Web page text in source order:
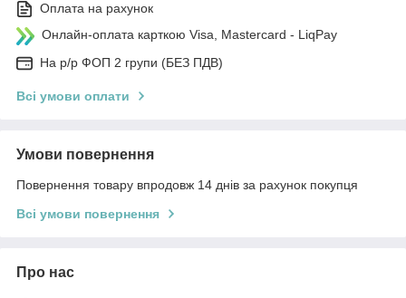
Оплата на рахунок
Онлайн-оплата карткою Visa, Mastercard - LiqPay
На р/р ФОП 2 групи (БЕЗ ПДВ)
Всі умови оплати
Умови повернення
Повернення товару впродовж 14 днів за рахунок покупця
Всі умови повернення
Про нас